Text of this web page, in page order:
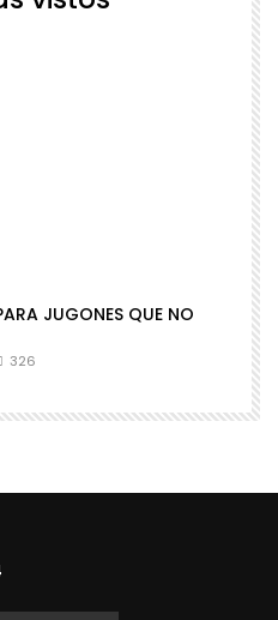
JUGONES QUE NO
326